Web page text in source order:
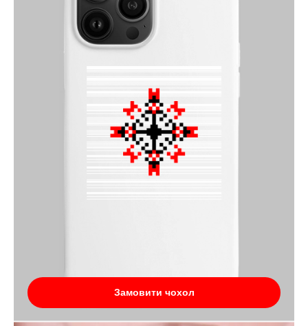
Замовити чохол